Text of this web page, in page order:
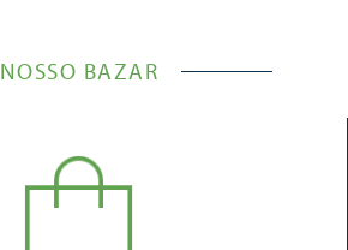
NOSSO BAZAR